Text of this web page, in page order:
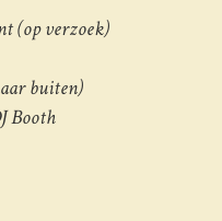
(op verzoek)
buiten)
Booth